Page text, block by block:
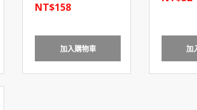
NT$158
加入購物車 加